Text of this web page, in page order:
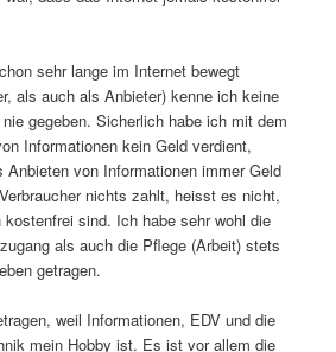
sehr lange im Internet bewegt
als auch als Anbieter) kenne ich keine
gegeben. Sicherlich habe ich mit dem
Informationen kein Geld verdient,
von Informationen immer Geld
nichts zahlt, heisst es nicht,
sind. Ich habe sehr wohl die
als auch die Pflege (Arbeit) stets
getragen.
weil Informationen, EDV und die
mein Hobby ist. Es ist vor allem die